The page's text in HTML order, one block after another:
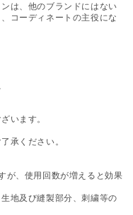
は、他のブランドにはない
コーディネートの主役にな
います。
承ください。
が、使用回数が増えると効果
地及び縫製部分、刺繍等の